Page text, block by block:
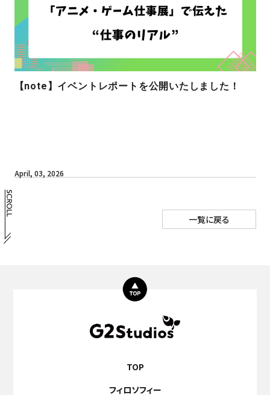
【note】イベントレポートを公開いたしました！
April, 03, 2026
一覧に戻る
TOP
フィロソフィー